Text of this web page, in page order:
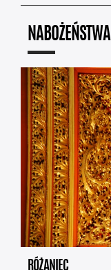
NABOŻEŃSTWA
RÓŻANIEC